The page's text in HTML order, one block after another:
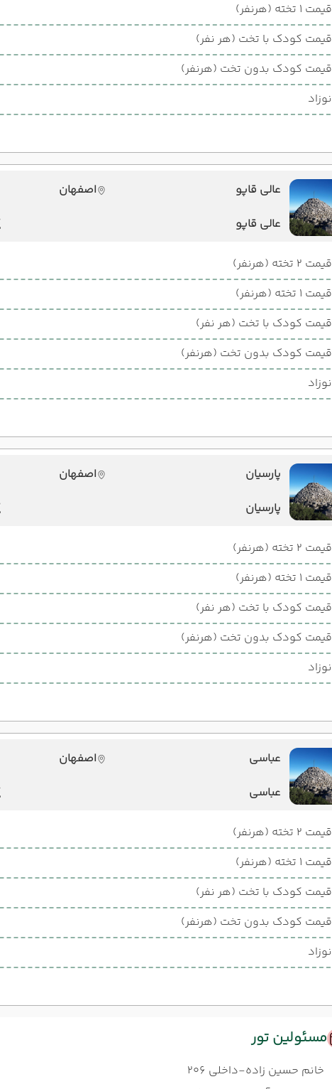
قیمت 1 تخته (هرنفر)
قیمت کودک با تخت (هر نفر)
قیمت کودک بدون تخت (هرنفر)
نوزاد
عالی قاپو
اصفهان
عالی قاپو
قیمت 2 تخته (هرنفر)
قیمت 1 تخته (هرنفر)
قیمت کودک با تخت (هر نفر)
قیمت کودک بدون تخت (هرنفر)
نوزاد
پارسیان
اصفهان
پارسیان
قیمت 2 تخته (هرنفر)
قیمت 1 تخته (هرنفر)
قیمت کودک با تخت (هر نفر)
قیمت کودک بدون تخت (هرنفر)
نوزاد
عباسی
اصفهان
عباسی
قیمت 2 تخته (هرنفر)
قیمت 1 تخته (هرنفر)
قیمت کودک با تخت (هر نفر)
قیمت کودک بدون تخت (هرنفر)
نوزاد
مسئولین تور
خانم حسین زاده-داخلی 206